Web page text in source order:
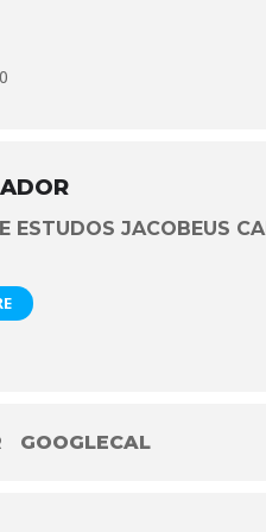
ESTUDOS JACOBEUS
GOOGLECAL